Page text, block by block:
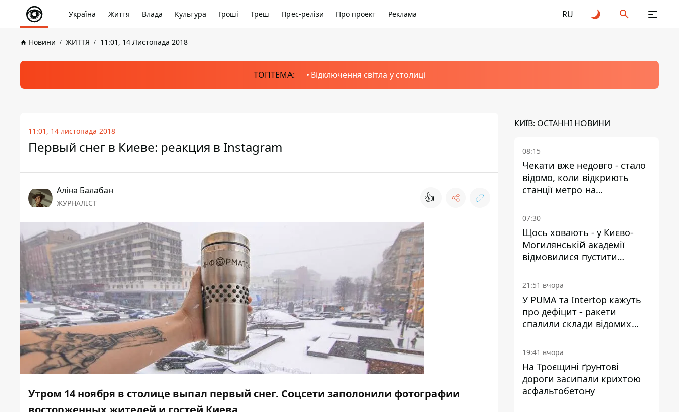
Україна Життя Влада Культура Гроші Треш Прес-релізи Про проект Реклама RU
Новини ЖИТТЯ 11:01, 14 Листопада 2018
ТОПТЕМА: Відключення світла у столиці
11:01, 14 листопада 2018
Первый снег в Киеве: реакция в Instagram
Аліна Балабан
ЖУРНАЛІСТ 👍
Утром 14 ноября в столице выпал первый снег. Соцсети заполонили фотографии
КИЇВ: ОСТАННІ НОВИНИ
08:15
Чекати вже недовго - стало
відомо, коли відкриють
станції метро на
Виноградарі
07:30
Щось ховають - у Києво-
Могилянській академії
відмовилися пустити
комісію з охорони пам'яток
на територію
21:51 вчора
У PUMA та Intertop кажуть
про дефіцит - ракети
спалили склади відомих
брендів
19:41 вчора
На Троєщині ґрунтові
дороги засипали крихтою
асфальтобетону